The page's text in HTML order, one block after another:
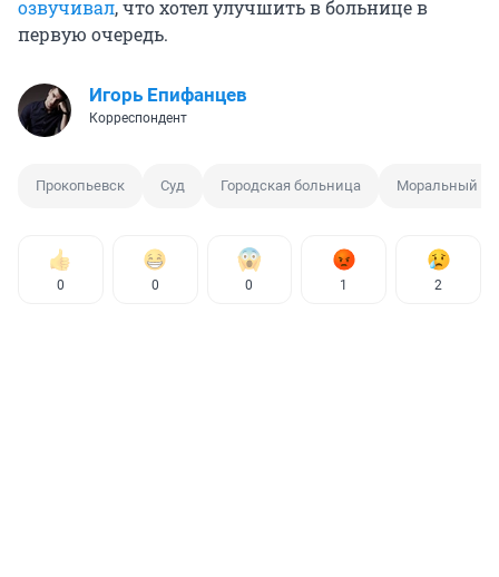
озвучивал, что хотел улучшить в больнице в
первую очередь.
Игорь Епифанцев
Корреспондент
Прокопьевск Суд Городская больница Моральный
0 0 0 1 2